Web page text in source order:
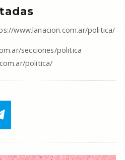
www.lanacion.com.ar/politica/
secciones/politica
politica/